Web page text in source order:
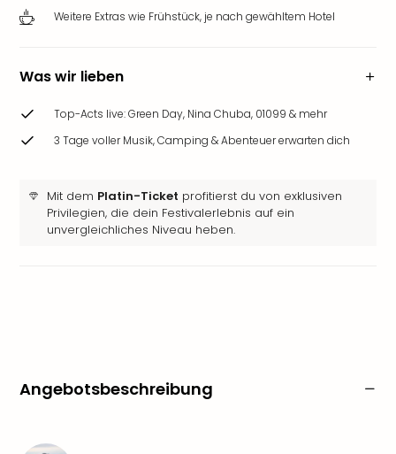
Weitere Extras wie Frühstück, je nach gewähltem Hotel
Was wir lieben
Top-Acts live: Green Day, Nina Chuba, 01099 & mehr
3 Tage voller Musik, Camping & Abenteuer erwarten dich
Mit dem Platin-Ticket profitierst du von exklusiven
Privilegien, die dein Festivalerlebnis auf ein
unvergleichliches Niveau heben.
Angebotsbeschreibung